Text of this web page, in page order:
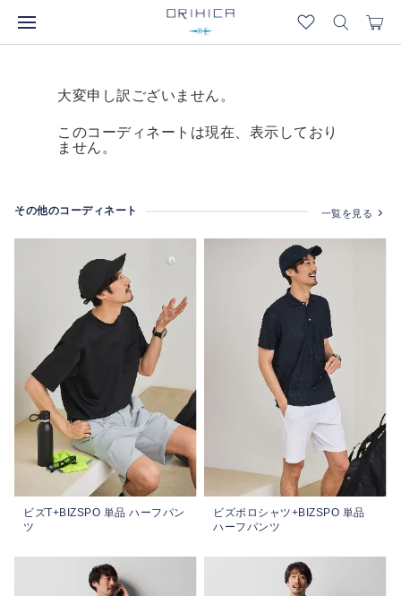
大変申し訳ございません。
このコーディネートは現在、表示しており
ません。
その他のコーディネート 一覧を見る
ビズT+BIZSPO 単品 ハーフパン
ツ
ビズポロシャツ+BIZSPO 単品
ハーフパンツ